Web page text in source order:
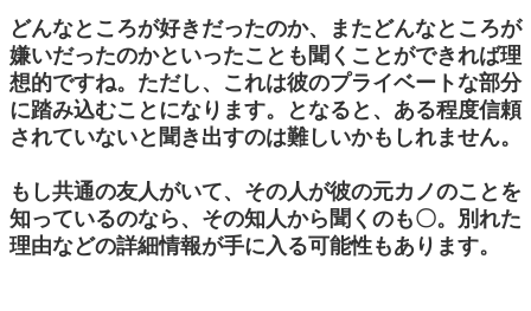
どんなところが好きだったのか、またどんなところが
嫌いだったのかといったことも聞くことができれば理
想的ですね。ただし、これは彼のプライベートな部分
に踏み込むことになります。となると、ある程度信頼
されていないと聞き出すのは難しいかもしれません。
もし共通の友人がいて、その人が彼の元カノのことを
知っているのなら、その知人から聞くのも〇。別れた
理由などの詳細情報が手に入る可能性もあります。